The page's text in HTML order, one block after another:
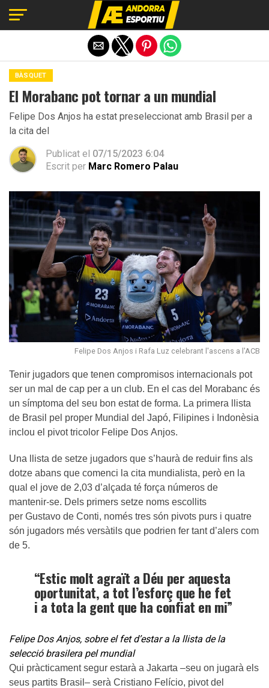
BÀSQUET
El Morabanc pot tornar a un mundial
Felipe Dos Anjos ha estat preseleccionat amb Brasil per a
la cita del
Publicat el 07/15/2023 6:04
Escrit per Marc Romero Palau
Felipe Dos Anjos i Rafa Luz celebrant l'ascens a l'ACB
Tenir jugadors que tenen compromisos internacionals pot
ser un mal de cap per a un club. En el cas del Morabanc és
un símptoma del seu bon estat de forma. La primera llista
de Brasil pel proper Mundial del Japó, Filipines i Indonèsia
inclou el pivot tricolor Felipe Dos Anjos.
Una llista de setze jugadors que s’haurà de reduir fins als
dotze abans que comenci la cita mundialista, però en la
qual el jove de 2,03 d’alçada té força números de
mantenir-se. Dels primers setze noms escollits
per Gustavo de Conti, només tres són pivots purs i quatre
són jugadors més versàtils que podrien fer tant d’alers com
de 5.
“Estic molt agraït a Déu per aquesta
oportunitat, a tot l’esforç que he fet
i a tota la gent que ha confiat en mi”
Felipe Dos Anjos, sobre el fet d’estar a la llista de la
selecció brasilera pel mundial
Qui pràcticament segur estarà a Jakarta –seu on jugarà els
seus partits Brasil– serà Cristiano Felício, pivot del
Exit mobile version